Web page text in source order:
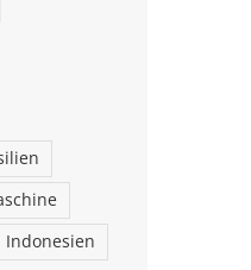
Indonesien